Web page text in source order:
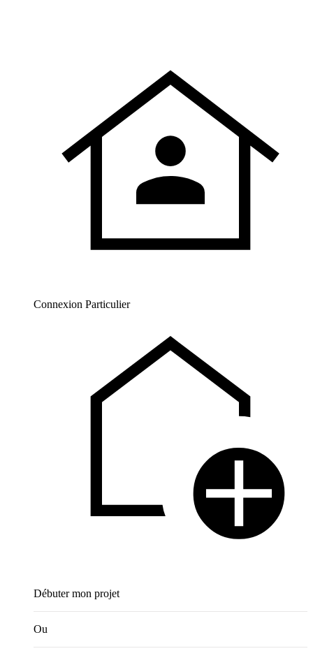
Connexion Particulier
Débuter mon projet
Ou